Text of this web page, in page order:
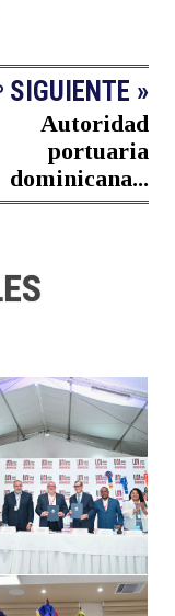
SIGUIENTE »
Autoridad
portuaria
dominicana...